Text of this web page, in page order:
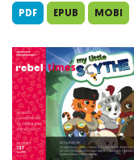
PDF EPUB MOBI